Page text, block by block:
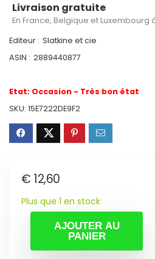
Livraison gratuite
En France, Belgique et Luxembourg
Editeur : Slatkine et cie
ASIN : 2889440877
Etat: Occasion - Très bon état
SKU: 15E7222DE9F2
€ 12,60
Plus que 1 en stock
AJOUTER AU
PANIER